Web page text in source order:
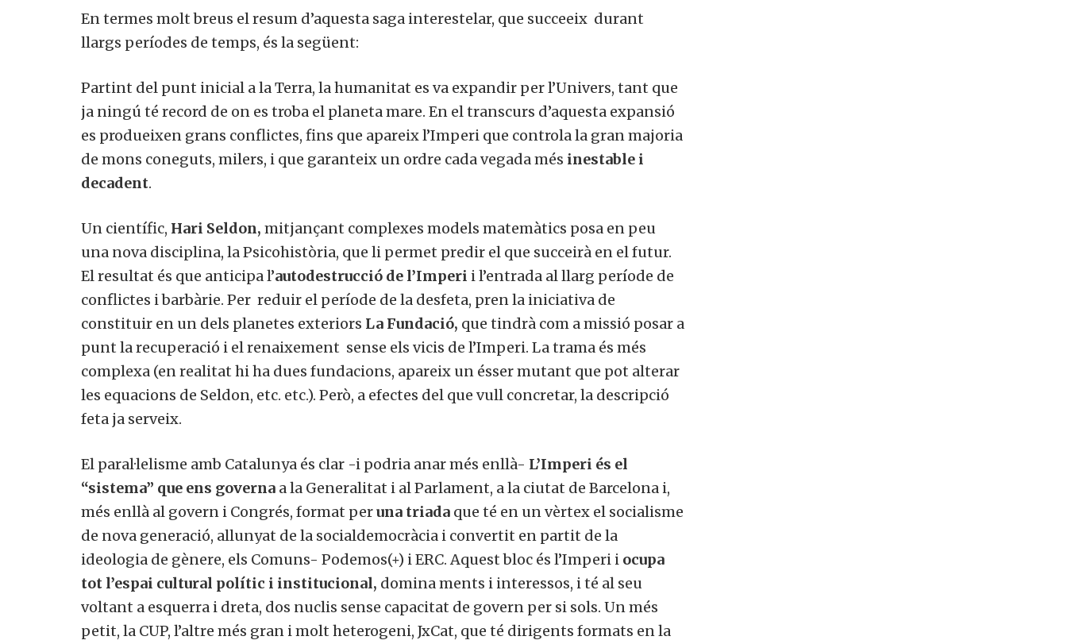
En termes molt breus el resum d’aquesta saga interestelar, que succeeix durant
llargs períodes de temps, és la següent:
Partint del punt inicial a la Terra, la humanitat es va expandir per l’Univers, tant que
ja ningú té record de on es troba el planeta mare. En el transcurs d’aquesta expansió
es produeixen grans conflictes, fins que apareix l’Imperi que controla la gran majoria
de mons coneguts, milers, i que garanteix un ordre cada vegada més inestable i
decadent.
Un científic, Hari Seldon, mitjançant complexes models matemàtics posa en peu
una nova disciplina, la Psicohistòria, que li permet predir el que succeirà en el futur.
El resultat és que anticipa l’autodestrucció de l’Imperi i l’entrada al llarg període de
conflictes i barbàrie. Per reduir el període de la desfeta, pren la iniciativa de
constituir en un dels planetes exteriors La Fundació, que tindrà com a missió posar a
punt la recuperació i el renaixement sense els vicis de l’Imperi. La trama és més
complexa (en realitat hi ha dues fundacions, apareix un ésser mutant que pot alterar
les equacions de Seldon, etc. etc.). Però, a efectes del que vull concretar, la descripció
feta ja serveix.
El paral·lelisme amb Catalunya és clar -i podria anar més enllà- L’Imperi és el
“sistema” que ens governa a la Generalitat i al Parlament, a la ciutat de Barcelona i,
més enllà al govern i Congrés, format peruna triada que té en un vèrtex el socialisme
de nova generació, allunyat de la socialdemocràcia i convertit en partit de la
ideologia de gènere, els Comuns- Podemos(+) i ERC. Aquest bloc és l’Imperi i ocupa
tot l’espai cultural polític i institucional, domina ments i interessos, i té al seu
voltant a esquerra i dreta, dos nuclis sense capacitat de govern per si sols. Un més
petit, la CUP, l’altre més gran i molt heterogeni, JxCat, que té dirigents formats en la